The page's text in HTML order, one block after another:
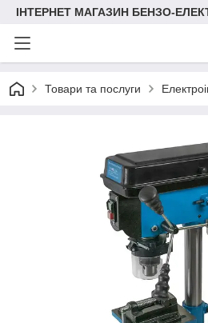
ІНТЕРНЕТ МАГАЗИН БЕНЗО-
Товари та послуги